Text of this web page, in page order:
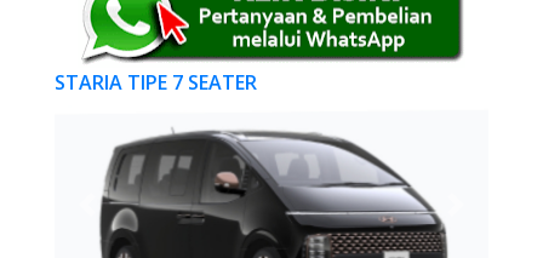
STARIA TIPE 7 SEATER
Previous